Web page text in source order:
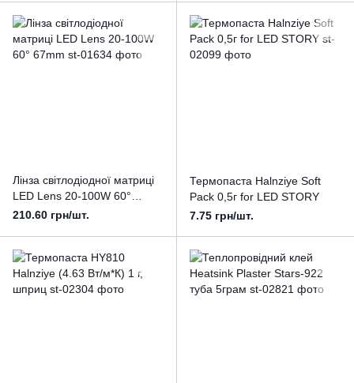
Лінза світлодіодної матриці
LED Lens 20-100W 60°
67mm
210.60 грн/шт.
Термопаста Halnziye Soft
Pack 0,5г for LED STORY
7.75 грн/шт.